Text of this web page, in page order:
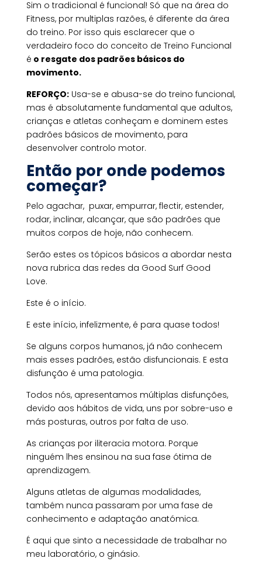
Sim o tradicional é funcional! Só que na área do
Fitness, por multiplas razões, é diferente da área
do treino. Por isso quis esclarecer que o
verdadeiro foco do conceito de Treino Funcional
é o resgate dos padrões básicos do
movimento.
REFORÇO:Usa-se e abusa-se do treino funcional,
mas é absolutamente fundamental que adultos,
crianças e atletas conheçam e dominem estes
padrões básicos de movimento, para
desenvolver controlo motor.
Então por onde podemos
começar?
Pelo agachar, puxar, empurrar, flectir, estender,
rodar, inclinar, alcançar, que são padrões que
muitos corpos de hoje, não conhecem.
Serão estes os tópicos básicos a abordar nesta
nova rubrica das redes da Good Surf Good
Love.
Este é o início.
E este início, infelizmente, é para quase todos!
Se alguns corpos humanos, já não conhecem
mais esses padrões, estão disfuncionais. E esta
disfunção é uma patologia.
Todos nós, apresentamos múltiplas disfunções,
devido aos hábitos de vida, uns por sobre-uso e
más posturas, outros por falta de uso.
As crianças por iliteracia motora. Porque
ninguém lhes ensinou na sua fase ótima de
aprendizagem.
Alguns atletas de algumas modalidades,
também nunca passaram por uma fase de
conhecimento e adaptação anatómica.
É aqui que sinto a necessidade de trabalhar no
meu laboratório, o ginásio.